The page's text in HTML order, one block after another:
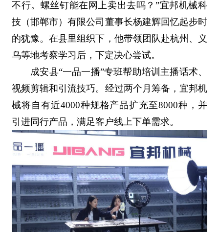
不行。螺丝钉能在网上卖出去吗？”宜邦机械科
技（邯郸市）有限公司董事长杨建辉回忆起步时
的犹豫。在县里组织下，他带领团队赴杭州、义
乌等地考察学习后，下定决心尝试。
成安县“一品一播”专班帮助培训主播话术、
视频剪辑和引流技巧。经过两个月筹备，宜邦机
械将自有近4000种规格产品扩充至8000种，并
引进同行产品，满足客户线上下单需求。